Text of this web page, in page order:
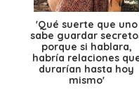
'Qué suerte que uno
sabe guardar
porque si hablara,
habría relaciones
durarían hasta hoy
mismo'